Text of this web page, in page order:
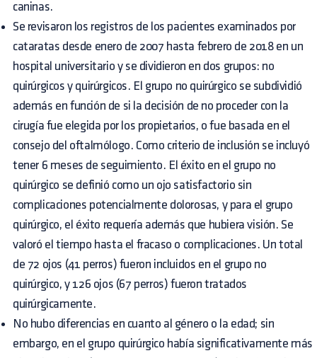
caninas.
Se revisaron los registros de los pacientes examinados por
cataratas desde enero de 2007 hasta febrero de 2018 en un
hospital universitario y se dividieron en dos grupos: no
quirúrgicos y quirúrgicos. El grupo no quirúrgico se subdividió
además en función de si la decisión de no proceder con la
cirugía fue elegida por los propietarios, o fue basada en el
consejo del oftalmólogo. Como criterio de inclusión se incluyó
tener 6 meses de seguimiento. El éxito en el grupo no
quirúrgico se definió como un ojo satisfactorio sin
complicaciones potencialmente dolorosas, y para el grupo
quirúrgico, el éxito requería además que hubiera visión. Se
valoró el tiempo hasta el fracaso o complicaciones. Un total
de 72 ojos (41 perros) fueron incluidos en el grupo no
quirúrgico, y 126 ojos (67 perros) fueron tratados
quirúrgicamente.
No hubo diferencias en cuanto al género o la edad; sin
embargo, en el grupo quirúrgico había significativamente más